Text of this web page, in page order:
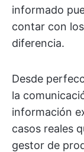
informado
contar con
diferencia.
Desde
la
información
casos reales
gestor de